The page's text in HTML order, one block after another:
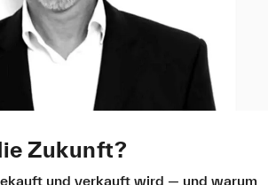
Zukunft?
und verkauft wird — und warum